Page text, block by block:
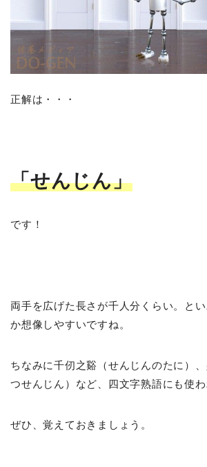
正解は・・・
「せんじん」
です！
両手を広げた長さが千人分くらい。と
か想像しやすいですね。
ちなみに千仞之谿（せんじんのたに）
つせんじん）など、四文字熟語にも使わ
ぜひ、覚えておきましょう。